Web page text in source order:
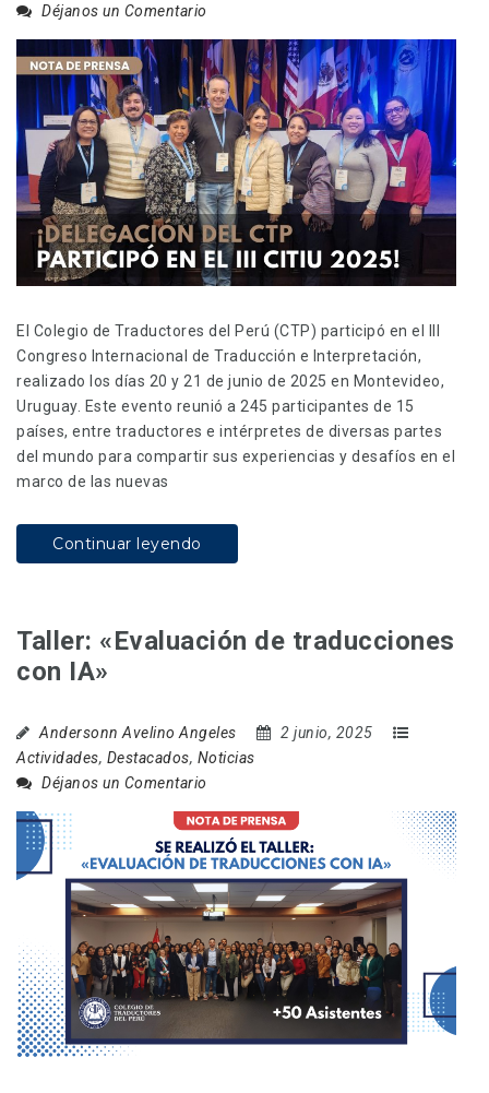
Déjanos un Comentario
El Colegio de Traductores del Perú (CTP) participó en el III
Congreso Internacional de Traducción e Interpretación,
realizado los días 20 y 21 de junio de 2025 en Montevideo,
Uruguay. Este evento reunió a 245 participantes de 15
países, entre traductores e intérpretes de diversas partes
del mundo para compartir sus experiencias y desafíos en el
marco de las nuevas
Continuar leyendo
Taller: «Evaluación de traducciones
con IA»
Andersonn Avelino Angeles
2 junio, 2025
Actividades, Destacados, Noticias
Déjanos un Comentario